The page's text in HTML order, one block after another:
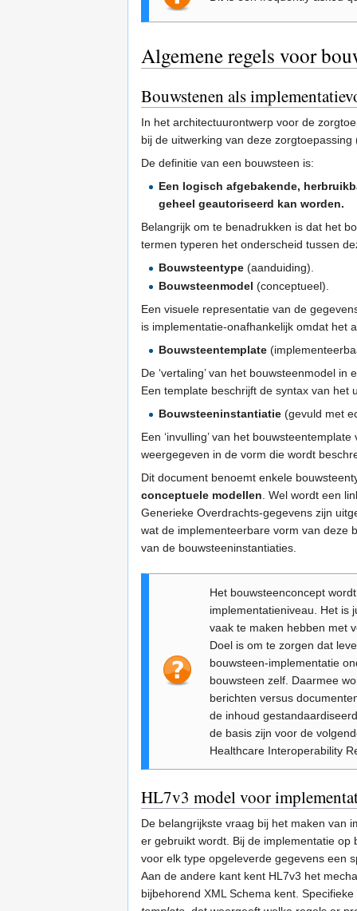
Algemene regels voor
Bouwstenen als
In het architectuurontwerp voor de
bij de uitwerking van deze
De definitie van een bouwsteen is:
Een logisch afgebakende,
geheel geautoriseerd kan worden.
Belangrijk om te benadrukken is dat het
termen typeren het onderscheid tussen
Bouwsteentype (aanduiding).
Bouwsteenmodel (conceptueel).
Een visuele representatie van de
is implementatie-onafhankelijk omdat het
Bouwsteentemplate
De ‘vertaling’ van het bouwsteenmodel
Een template beschrijft de syntax van het
Bouwsteeninstantiatie (gevuld met
Een ‘invulling’ van het
weergegeven in de vorm die wordt
Dit document benoemt enkele
conceptuele modellen. Wel wordt een
Generieke Overdrachts-gegevens zijn
wat de implementeerbare vorm van deze
van de bouwsteeninstantiaties.
Het bouwsteenconcept
implementatieniveau. Het is
vaak te maken hebben met
Doel is om te zorgen dat
bouwsteen-implementatie
bouwsteen zelf. Daarmee
berichten versus
de inhoud
de basis zijn voor de
Healthcare Interoperability
HL7v3 model voor
De belangrijkste vraag bij het maken van
er gebruikt wordt. Bij de implementatie
voor elk type opgeleverde gegevens een
Aan de andere kant kent HL7v3 het
bijbehorend XML Schema kent.